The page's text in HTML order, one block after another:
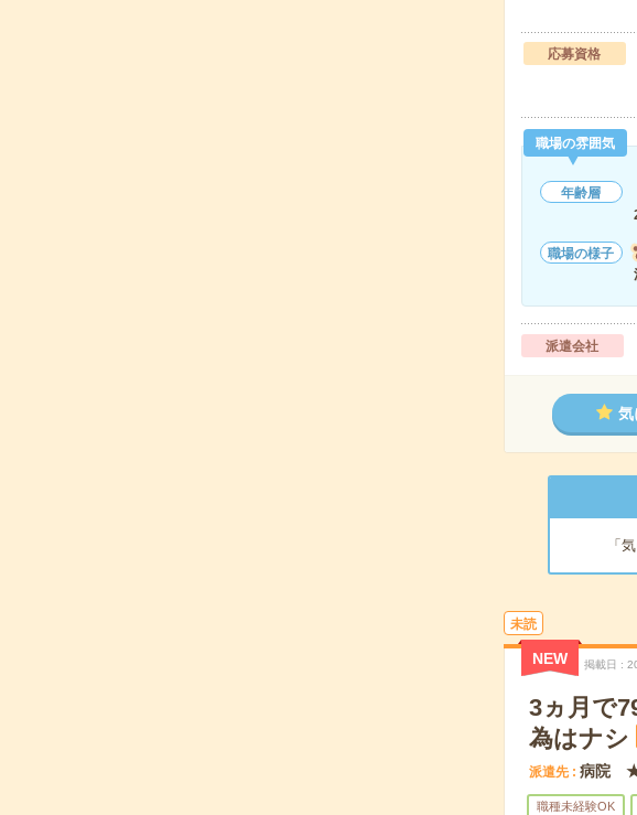
応募資格
職場の雰囲気
年齢層
職場の様子
派遣会社
気
「
未読
NEW 掲載日
3ヵ月で
為はナシ
派遣先 病院 ★
職種未経験OK